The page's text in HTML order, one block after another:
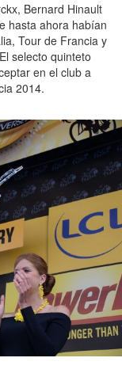
Bernard Hinault
hasta ahora habían
Tour de Francia y
selecto quinteto
en el club a
2014.